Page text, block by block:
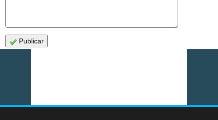
Publicar